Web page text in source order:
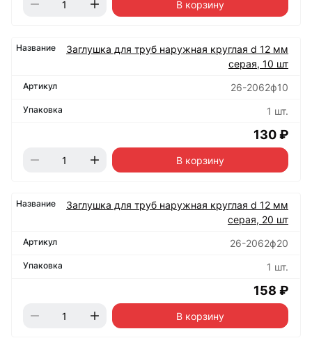
В корзину
Заглушка для труб наружная круглая d 12 мм
серая, 10 шт
26-2062ф10
1 шт.
130 ₽
В корзину
Заглушка для труб наружная круглая d 12 мм
серая, 20 шт
26-2062ф20
1 шт.
158 ₽
В корзину